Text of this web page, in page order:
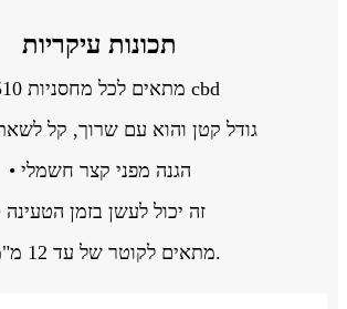
תכונות עיקריות
• מתאים לכל מחסניות 510 cbd
• גודל קטן והוא עם שרוך, קל
• הגנה מפני קצר חשמלי
• זה יכול לעשן בזמן הטעינה
• מתאים לקוטר של עד 12 מ"מ.